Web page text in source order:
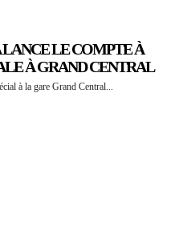
LE COMPTE À
À GRAND CENTRAL
à la gare Grand Central...